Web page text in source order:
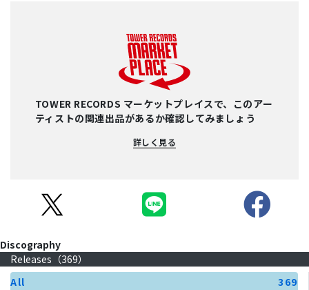
TOWER RECORDS マーケットプレイスで、このアー
ティストの関連出品があるか確認してみましょう
詳しく見る
Discography
Releases（369）
All
369